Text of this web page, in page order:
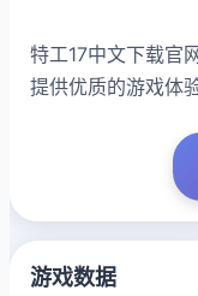
特工17中文下载官
提供优质的游戏体验
游戏数据